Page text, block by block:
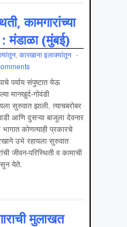
कामगारांच्या
मंडाळा (मुंबई)
, कारखाना इलाक्यांतून -
पर्याय संपुष्टात येऊ
मानखुर्द-गोवंडी
सुरुवात झाली. त्याचबरोबर
आणि दुसऱ्या बाजूला देवनार
कोणत्याही प्रकारचे
उभे रहायला सुरुवात
जीवन-परिस्थिती व कामाची
येते.
मुलाखत